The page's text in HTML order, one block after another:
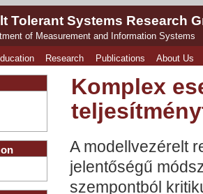
Tolerant Systems Research
of Measurement and Information Systems
Research Publications About Us
Komplex
A modellvezérelt
jelentőségű
szempontból